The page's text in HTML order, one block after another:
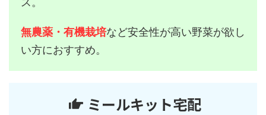
無農薬・有機栽培など安全性が高い野菜が欲し
い方におすすめ。
ミールキット宅配